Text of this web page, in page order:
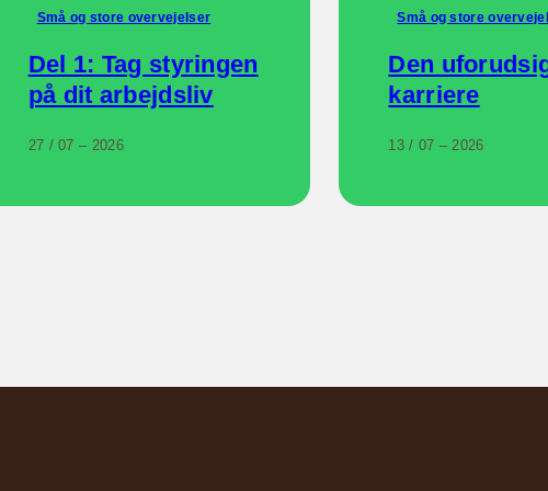
Små og store overvejelser
Del 1: Tag styringen
på dit arbejdsliv
27 / 07 – 2026
Små og store
Den
karriere
13 / 07 – 2026